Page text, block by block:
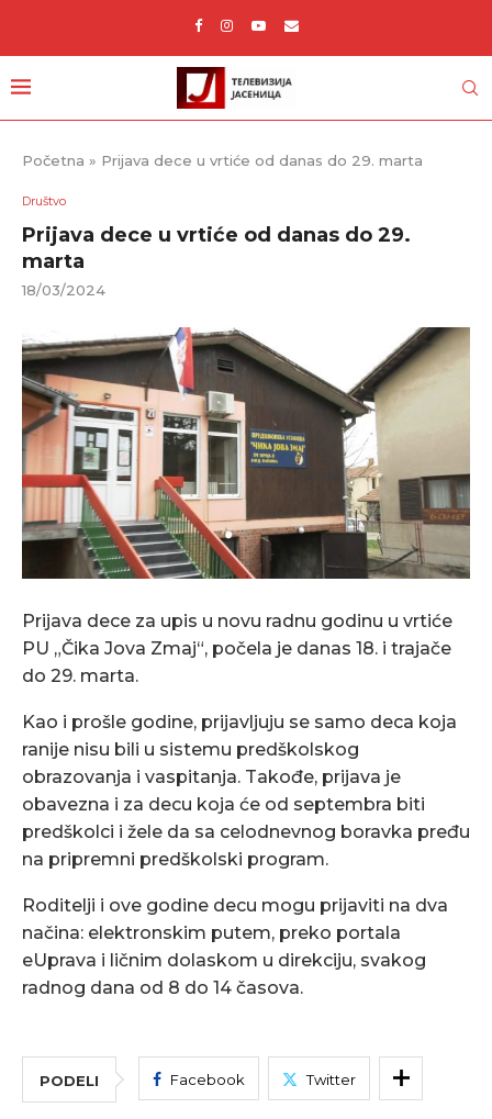
Početna » Prijava dece u vrtiće od danas do 29. marta
Društvo
Prijava dece u vrtiće od danas do 29.
marta
18/03/2024
Prijava dece za upis u novu radnu godinu u vrtiće
PU „Čika Jova Zmaj“, počela je danas 18. i trajače
do 29. marta.
Kao i prošle godine, prijavljuju se samo deca koja
ranije nisu bili u sistemu predškolskog
obrazovanja i vaspitanja. Takođe, prijava je
obavezna i za decu koja će od septembra biti
predškolci i žele da sa celodnevnog boravka pređu
na pripremni predškolski program.
Roditelji i ove godine decu mogu prijaviti na dva
načina: elektronskim putem, preko portala
eUprava i ličnim dolaskom u direkciju, svakog
radnog dana od 8 do 14 časova.
PODELI Facebook Twitter